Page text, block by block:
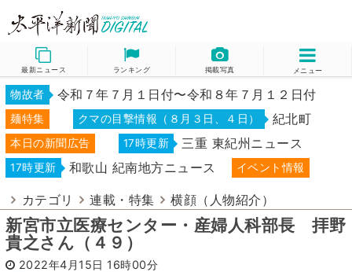
最新ニュース ランキング 掲載写真 メニュー
物故者 令和７年７月１日付〜令和８年７月１２日付
麺特集 クマの目撃情報（８月３日、４日） 紀北町
本日の新聞広告 17時更新 三重 東紀州ニュース
17時更新 和歌山 紀南地方ニュース イベント情報
カテゴリ 連載・特集 横顔（人物紹介）
新宮市立医療センター・産婦人科部長 拝野
貴之さん（４９）
2022年4月15日 16時00分